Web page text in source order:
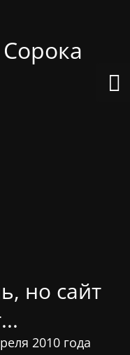
но сайт
2010 года